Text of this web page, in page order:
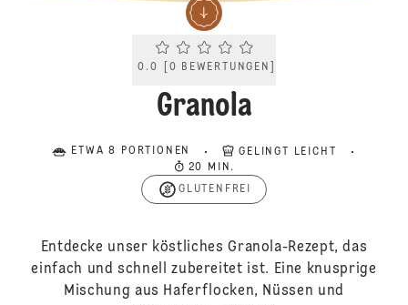
Current rating 0.0. Click to rate.
0.0 0 BEWERTUNGEN
Granola
ETWA 8 PORTIONEN
GELINGT LEICHT
20 MIN.
GLUTENFREI
Entdecke unser köstliches Granola-Rezept, das
einfach und schnell zubereitet ist. Eine knusprige
Mischung aus Haferflocken, Nüssen und